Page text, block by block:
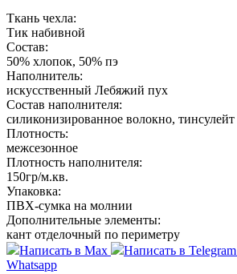
Ткань чехла:
Тик набивной
Состав:
50% хлопок, 50% пэ
Наполнитель:
искусственный Лебяжий пух
Состав наполнителя:
силиконизированное волокно, тинсулейт
Плотность:
межсезонное
Плотность наполнителя:
150гр/м.кв.
Упаковка:
ПВХ-сумка на молнии
Дополнительные элементы:
кант отделочный по периметру
Написать в Max
Написать в Telegram
Whatsapp